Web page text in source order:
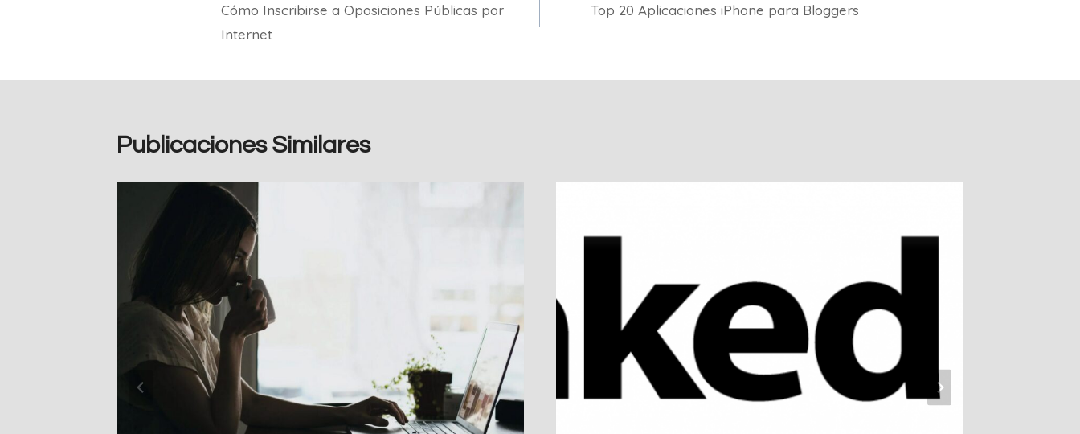
de
Cómo Inscribirse a Oposiciones Públicas por
Internet
Top 20 Aplicaciones iPhone para Bloggers
Publicaciones Similares